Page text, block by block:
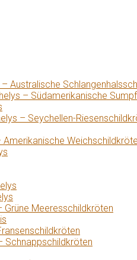
Australische
– Südamerikanische
– Seychellen-
Amerikanische
Grüne Meeresschildkröten
Schnappschildkröten